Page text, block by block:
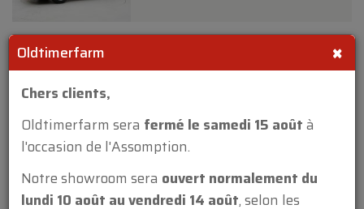
Ferrari 512 TR '92
×
Oldtimerfarm
Chers clients,
Oldtimerfarm sera fermé le samedi 15 aoûtà
l'occasion de l'Assomption.
Notre showroom sera ouvert normalement du
lundi 10 août au vendredi 14 août, selon les